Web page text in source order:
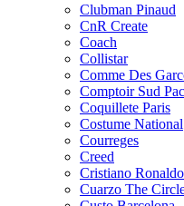
Clubman Pinaud
CnR Create
Coach
Collistar
Comme Des
Comptoir Sud
Coquillete Paris
Costume National
Courreges
Creed
Cristiano Ronaldo
Cuarzo The